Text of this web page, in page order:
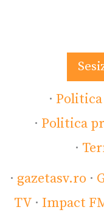
·
· Politica
·
· gazetasv.ro ·
TV · Impact